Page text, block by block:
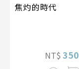
焦灼的時代
NT$ 350